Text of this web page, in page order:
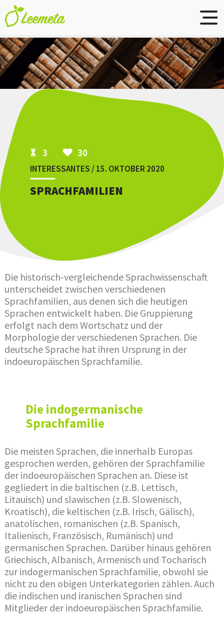
Skip to main content
3 30
INTERESSANTES / 15. OKTOBER 2020
SPRACHFAMILIEN
Die historisch-vergleichende Sprachwissenschaft
unterscheidet zwischen verschiedenen
Sprachfamilien, aus denen sich die heutigen
Sprachen entwickelt haben. Die Gruppierung
erfolgt nach dem Wortschatz und der
Morphologie der verschiedenen Sprachen. Die
deutsche Sprache hat ihren Ursprung in der
indoeuropäischen Sprachfamilie.
Die indogermanische
Sprachfamilie
Die meisten Sprachen, die innerhalb Europas
gesprochen werden, gehören der Sprachfamilie
der indoeuropäischen Sprachen an. Diese ist
gegliedert in die baltischen (z.B. Lettisch,
Litauisch) und slawischen (z.B. Slowenisch,
Kroatisch), die keltischen (z.B. Irisch, Gälisch),
anatolischen, romanischen (z.B. Spanisch,
Italienisch, Französisch, Rumänisch) und
germanischen Sprachen. Darüber hinaus gehören
Griechisch, Albanisch, Armenisch und Tocharisch
zur indogermanischen Sprachfamilie, obwohl sie
nicht zu den obigen Unterkategorien zählen. Auch
die indischen und iranischen Sprachen sind
Mitglieder der indoeuropäischen Sprachfamilie.